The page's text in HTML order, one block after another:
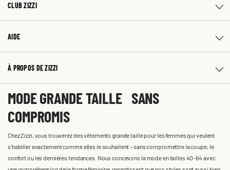
CLUB ZIZZI
AIDE
À PROPOS DE ZIZZI
MODE GRANDE TAILLE SANS
COMPROMIS
Chez Zizzi, vous trouverez des vêtements grande taille pour les femmes qui veulent
s'habiller exactement comme elles le souhaitent – sans compromettre la coupe, le
confort ou les dernières tendances. Nous concevons la mode en tailles 40-64 avec